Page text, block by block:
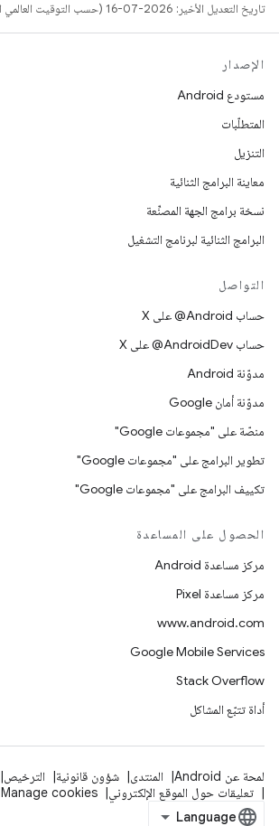
تاريخ التعديل الأخير: 2026-07-16 (حسب التوقيت العالمي المتفَّق عليه)
الإصدار
مستودع Android
المتطلّبات
التنزيل
معاينة البرامج الثنائية
نسخة برامج الجهة المصنِّعة
البرامج الثنائية لبرنامج التشغيل
التواصل
حساب ‎@Android على X
حساب ‎@AndroidDev على X
مدوّنة Android
مدوّنة أمان Google
منصّة على "مجموعات Google"
تطوير البرامج على "مجموعات Google"
تكييف البرامج على "مجموعات Google"
الحصول على المساعدة
مركز مساعدة Android
مركز مساعدة Pixel
www.android.com
Google Mobile Services
Stack Overflow
أداة تتبّع المشاكل
لمحة عن Android المنتدى شؤون قانونية الترخيص
تعليقات حول الموقع الإلكتروني
Manage cookies